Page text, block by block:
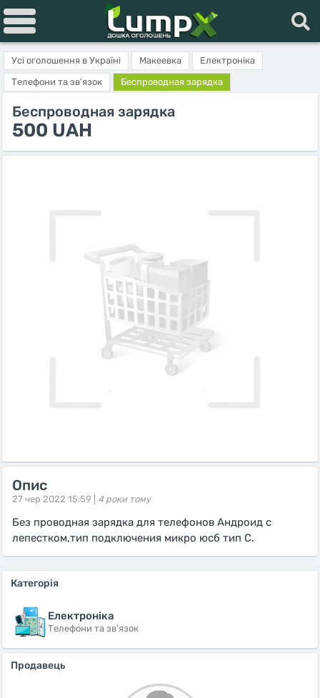
Усі оголошення в Україні Макеевка
Електроніка
Телефони та зв'язок
Беспроводная зарядка
Беспроводная зарядка
500 UAH
Опис
27 чер 2022 15:59 | 4 роки тому
Без проводная зарядка для телефонов Андроид с
лепестком,тип подключения микро юсб тип С.
Категорія
Електроніка
Телефони та зв'язок
Продавець